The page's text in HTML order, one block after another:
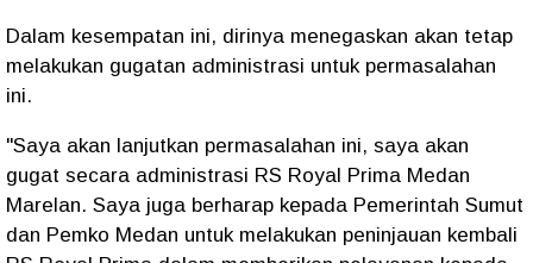
Dalam kesempatan ini, dirinya menegaskan akan tetap
melakukan gugatan administrasi untuk permasalahan
ini.
"Saya akan lanjutkan permasalahan ini, saya akan
gugat secara administrasi RS Royal Prima Medan
Marelan. Saya juga berharap kepada Pemerintah Sumut
dan Pemko Medan untuk melakukan peninjauan kembali